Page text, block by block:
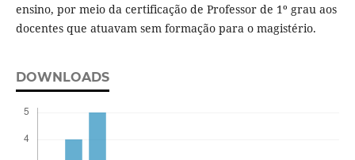
ensino, por meio da certificação de Professor de 1º grau aos
docentes que atuavam sem formação para o magistério.
DOWNLOADS